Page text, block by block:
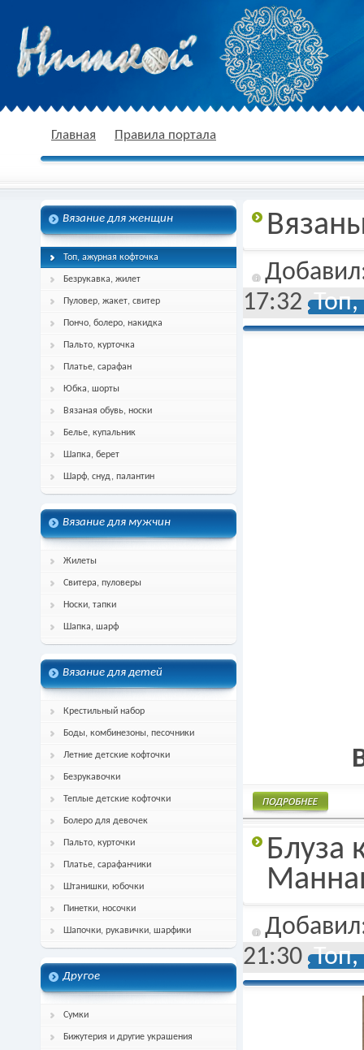
спицами, схема и описание
Главная Правила портала
Вязание для женщин
Топ, ажурная кофточка
Безрукавка, жилет
Пуловер, жакет, свитер
Пончо, болеро, накидка
Пальто, курточка
Платье, сарафан
Юбка, шорты
Вязаная обувь, носки
Белье, купальник
Шапка, берет
Шарф, снуд, палантин
Вязание для мужчин
Жилеты
Свитера, пуловеры
Носки, тапки
Шапка, шарф
Вязание для детей
Крестильный набор
Боды, комбинезоны, песочники
Летние детские кофточки
Безрукавочки
Теплые детские кофточки
Болеро для девочек
Пальто, курточки
Платье, сарафанчики
Штанишки, юбочки
Пинетки, носочки
Шапочки, рукавички, шарфики
Другое
Сумки
Бижутерия и другие украшения
17:32
Блуза
21:30